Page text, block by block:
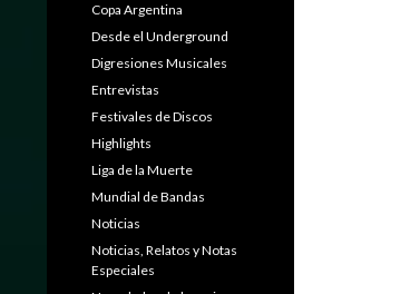
Copa Argentina
Desde el Underground
Digresiones Musicales
Entrevistas
Festivales de Discos
Highlights
Liga de la Muerte
Mundial de Bandas
Noticias
Noticias, Relatos y Notas
Especiales